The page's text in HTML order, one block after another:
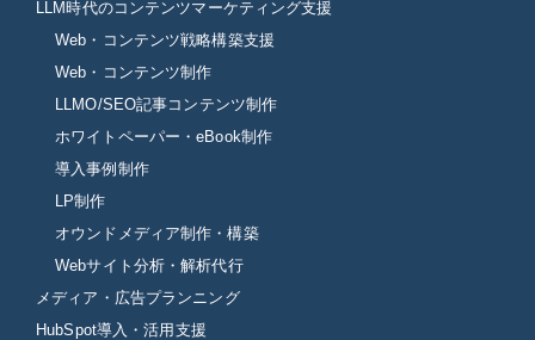
LLM時代のコンテンツマーケティング支援
Web・コンテンツ戦略構築支援
Web・コンテンツ制作
LLMO/SEO記事コンテンツ制作
ホワイトペーパー・eBook制作
導入事例制作
LP制作
オウンドメディア制作・構築
Webサイト分析・解析代行
メディア・広告プランニング
HubSpot導入・活用支援